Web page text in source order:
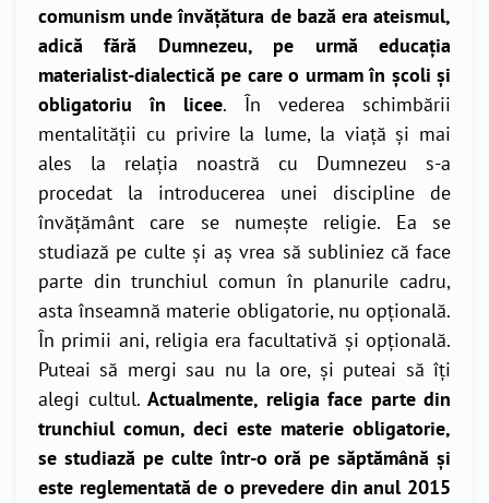
comunism unde învățătura de bază era ateismul,
adică fără Dumnezeu, pe urmă educația
materialist-dialectică pe care o urmam în școli și
obligatoriu în licee. În vederea schimbării
mentalității cu privire la lume, la viață și mai
ales la relația noastră cu Dumnezeu s-a
procedat la introducerea unei discipline de
învățământ care se numește religie. Ea se
studiază pe culte și aș vrea să subliniez că face
parte din trunchiul comun în planurile cadru,
asta înseamnă materie obligatorie, nu opțională.
În primii ani, religia era facultativă și opțională.
Puteai să mergi sau nu la ore, și puteai să îți
alegi cultul. Actualmente, religia face parte din
trunchiul comun, deci este materie obligatorie,
se studiază pe culte într-o oră pe săptămână și
este reglementată de o prevedere din anul 2015